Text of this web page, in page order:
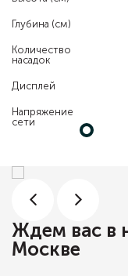
Глубина (см)
Количество
насадок
Дисплей
Напряжение
сети
Ждем вас в
Москве